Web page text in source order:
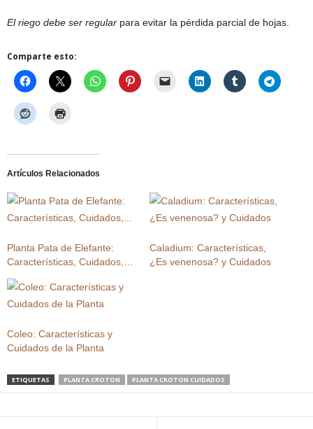
El riego debe ser regular para evitar la pérdida parcial de hojas.
Comparte esto:
Artículos Relacionados
Planta Pata de Elefante:
Características, Cuidados,…
Caladium: Características,
¿Es venenosa? y Cuidados
Coleo: Características y
Cuidados de la Planta
ETIQUETAS PLANTA CROTON PLANTA CROTON CUIDADOS